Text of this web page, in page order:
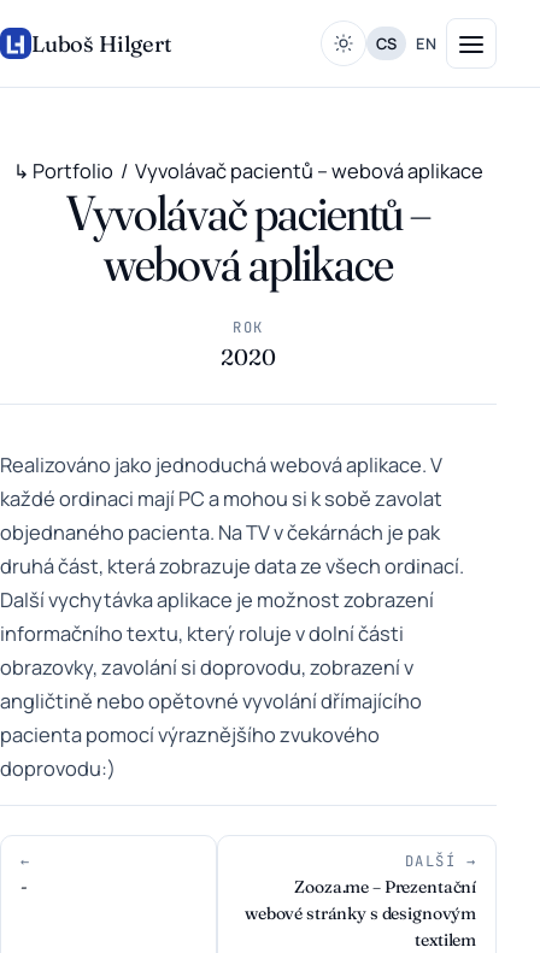
Luboš Hilgert CS EN
↳ Portfolio / Vyvolávač pacientů – webová aplikace
Vyvolávač pacientů –
webová aplikace
ROK
2020
Realizováno jako jednoduchá webová aplikace. V
každé ordinaci mají PC a mohou si k sobě zavolat
objednaného pacienta. Na TV v čekárnách je pak
druhá část, která zobrazuje data ze všech ordinací.
Další vychytávka aplikace je možnost zobrazení
informačního textu, který roluje v dolní části
obrazovky, zavolání si doprovodu, zobrazení v
angličtině nebo opětovné vyvolání dřímajícího
pacienta pomocí výraznějšího zvukového
doprovodu:)
←
-
DALŠÍ →
Zooza.me – Prezentační
webové stránky s designovým
textilem